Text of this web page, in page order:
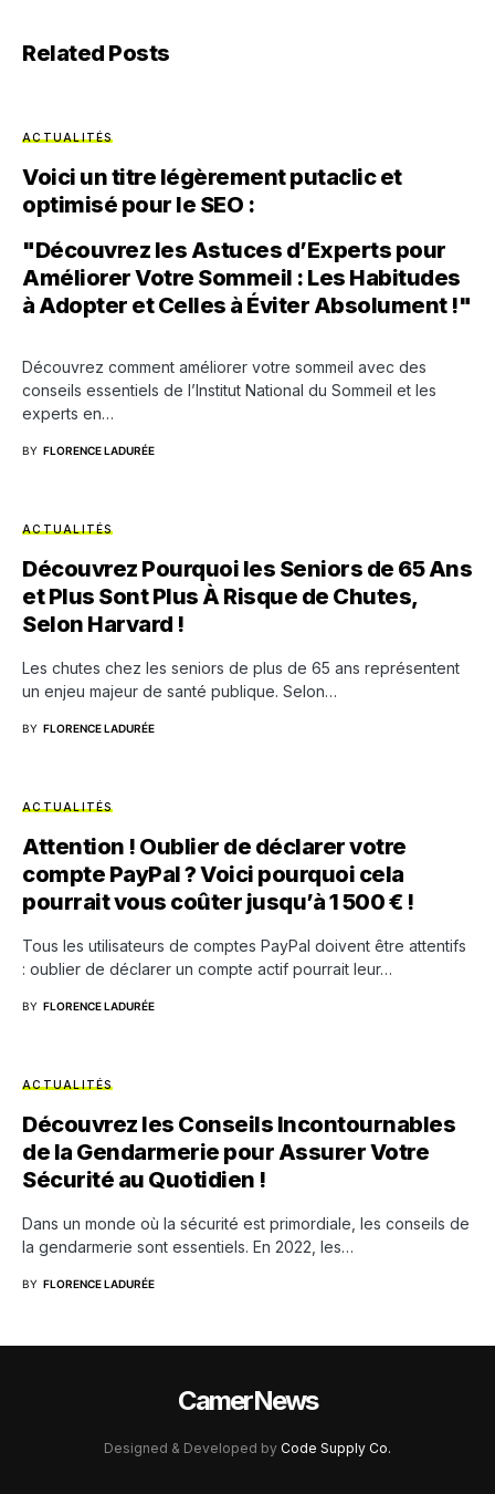
Related Posts
ACTUALITÉS
Voici un titre légèrement putaclic et
optimisé pour le SEO :
"Découvrez les Astuces d’Experts pour
Améliorer Votre Sommeil : Les Habitudes
à Adopter et Celles à Éviter Absolument !"
Découvrez comment améliorer votre sommeil avec des
conseils essentiels de l’Institut National du Sommeil et les
experts en…
BY FLORENCE LADURÉE
ACTUALITÉS
Découvrez Pourquoi les Seniors de 65 Ans
et Plus Sont Plus À Risque de Chutes,
Selon Harvard !
Les chutes chez les seniors de plus de 65 ans représentent
un enjeu majeur de santé publique. Selon…
BY FLORENCE LADURÉE
ACTUALITÉS
Attention ! Oublier de déclarer votre
compte PayPal ? Voici pourquoi cela
pourrait vous coûter jusqu’à 1 500 € !
Tous les utilisateurs de comptes PayPal doivent être attentifs
: oublier de déclarer un compte actif pourrait leur…
BY FLORENCE LADURÉE
ACTUALITÉS
Découvrez les Conseils Incontournables
de la Gendarmerie pour Assurer Votre
Sécurité au Quotidien !
Dans un monde où la sécurité est primordiale, les conseils de
la gendarmerie sont essentiels. En 2022, les…
BY FLORENCE LADURÉE
CamerNews
Designed & Developed by Code Supply Co.